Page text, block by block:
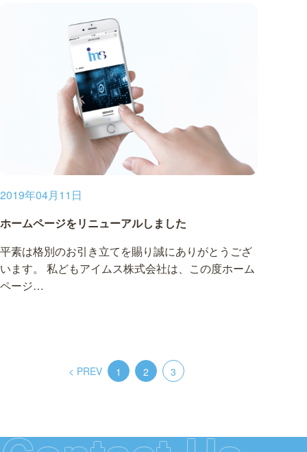
2019年04月11日
ホームページをリニューアルしました
平素は格別のお引き立てを賜り誠にありがとうござ
います。 私どもアイムス株式会社は、この度ホーム
ページ…
< PREV 1 2 3